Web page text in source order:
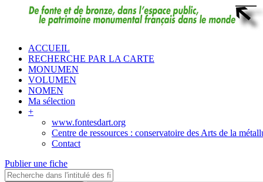
ACCUEIL
RECHERCHE PAR LA CARTE
MONUMEN
VOLUMEN
NOMEN
Ma sélection
+
www.fontesdart.org
Centre de ressources : conservatoire des Arts de la
Contact
Publier une fiche